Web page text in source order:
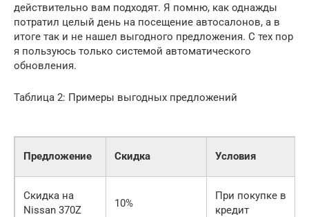
действительно вам подходят. Я помню, как однажды
потратил целый день на посещение автосалонов, а в
итоге так и не нашел выгодного предложения. С тех пор
я пользуюсь только системой автоматического
обновления.
Таблица 2: Примеры выгодных предложений
Предложение Скидка Условия
Скидка на
Nissan 370Z
10%
При покупке в
кредит